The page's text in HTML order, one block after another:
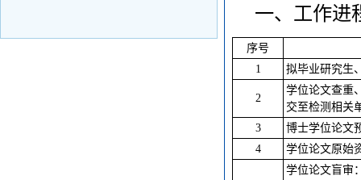
一、工作进
序号
1
拟毕业研究生
2
学位论文查重
交至检测相关
3
博士学位论文
4
学位论文原始
学位论文盲审